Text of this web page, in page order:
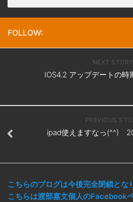
FOLLOW:
NEXT STORY
IOS4.2 アップデートの
PREVIOUS
ipad使えますなっ(^^)
こちらのブログは今後完全閉鎖とな
こちらは渡部嘉文個人のFacebook